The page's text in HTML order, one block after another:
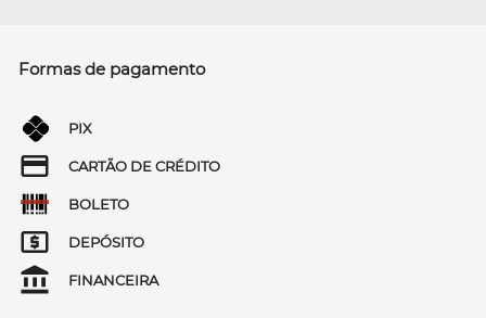
Formas de pagamento
PIX
CARTÃO DE CRÉDITO
BOLETO
DEPÓSITO
FINANCEIRA